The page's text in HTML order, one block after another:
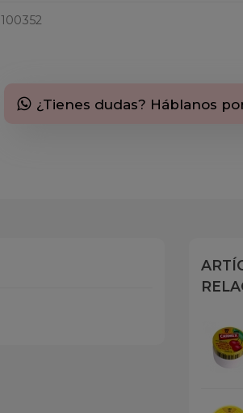
100352
¿Tienes dudas? Háblanos